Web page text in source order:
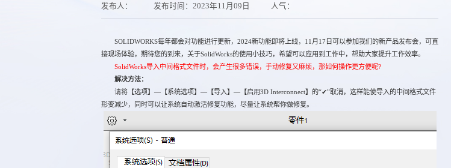
发布人： 发布时间： 2023年11月09日 人气：
SOLIDWORKS每年都会对功能进行更新，2024新功能即将上线，11月17日可以参加我们的新产品发布会，可直
接现场体验，期待您的到来，关于SolidWorks的使用小技巧，希望可以应用到工作中，帮助大家提升工作效率。
SolidWorks导入中间格式文件时，会产生很多错误，手动修复又麻烦，那如何操作更方便呢?
解决方法：
请将【选项】—【系统选项】—【导入】—【启用3D Interconnect】的“✔”取消，这样能使导入的中间格式文件
形变减少，同时可以让系统自动激活修复功能，尽量让系统帮你做修复。